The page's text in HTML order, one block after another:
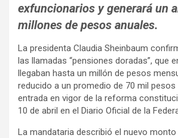
exfuncionarios y generará un
millones de pesos anuales.
La presidenta Claudia Sheinbaum
las llamadas “pensiones doradas”, que
llegaban hasta un millón de pesos
reducido a un promedio de 70 mil
entrada en vigor de la reforma
10 de abril en el Diario Oficial de la
La mandataria describió el nuevo